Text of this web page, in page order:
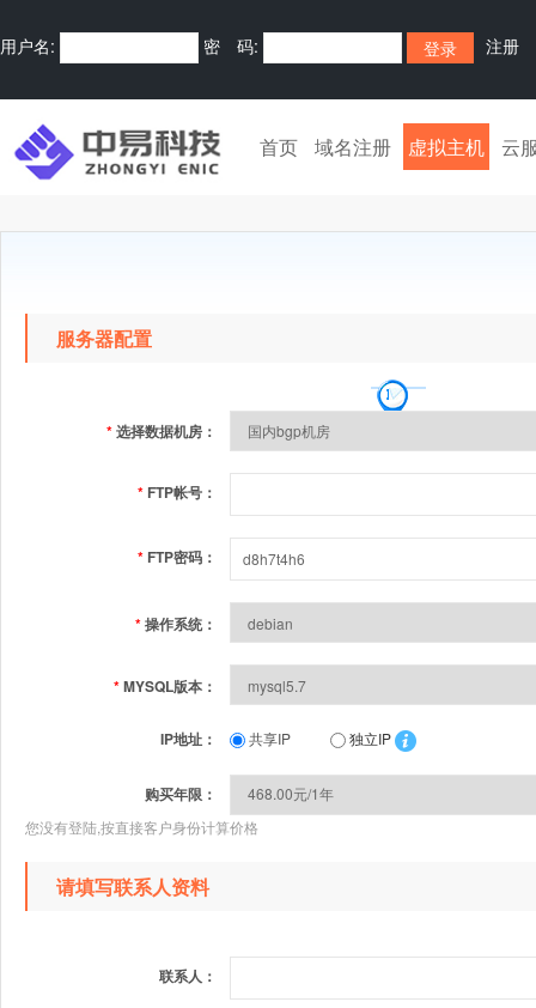
用户名: 密 码: 注册
首页 域名注册 虚拟主机 云
服务器配置
*选择数据机房：
* FTP帐号：
* FTP密码：
*操作系统：
*MYSQL版本：
IP地址： 共享IP 独立IP
购买年限：
您没有登陆,按直接客户身份计算价格
请填写联系人资料
联系人：